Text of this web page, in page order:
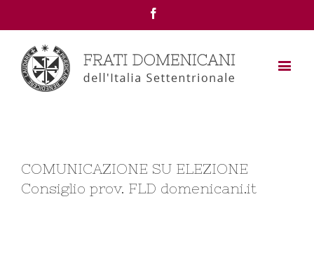
COMUNICAZIONE SU ELEZIONE
Consiglio prov. FLD domenicani.it